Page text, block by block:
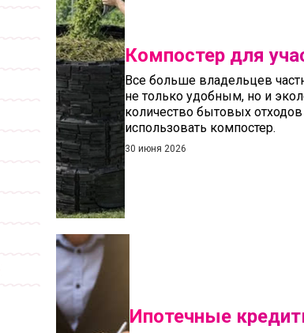
Компостер для
Все больше владельцев
не только удобным, но и
количество бытовых
использовать компостер.
30 июня 2026
Ипотечные